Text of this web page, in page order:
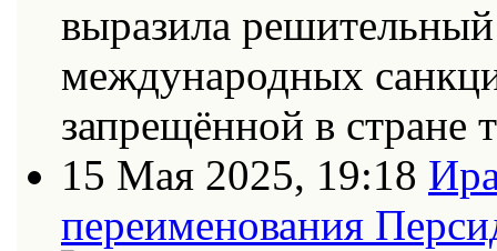
выразила
международных
запрещённой в стране
15 Мая 2025, 19:18
переименования